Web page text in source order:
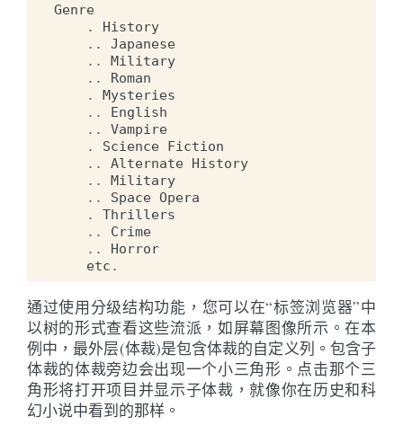
Genre
.
History
..
Japanese
..
Military
..
Roman
.
Mysteries
..
English
..
Vampire
.
Science Fiction
..
Alternate History
..
Military
..
Space Opera
.
Thrillers
..
Crime
..
Horror
etc .
通过使用分级结构功能，您可以在“标签浏览器”中
以树的形式查看这些流派，如屏幕图像所示。在本
例中，最外层(体裁)是包含体裁的自定义列。包含子
体裁的体裁旁边会出现一个小三角形。点击那个三
角形将打开项目并显示子体裁，就像你在历史和科
幻小说中看到的那样。